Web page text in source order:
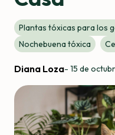
Plantas tóxicas para los
Nochebuena tóxica
Diana Loza- 15 de